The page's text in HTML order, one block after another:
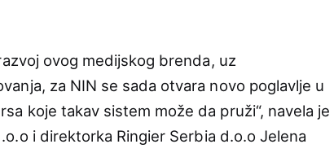
ovog medijskog brenda, uz
za NIN se sada otvara novo poglavlje u
koje takav sistem može da pruži“, navela je
i direktorka Ringier Serbia d.o.o Jelena